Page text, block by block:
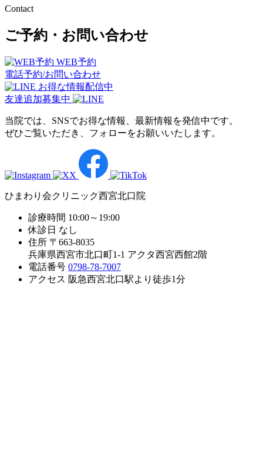
Contact
ご予約・お問い合わせ
WEB予約
電話予約/お問い合わせ
お得な情報配信中
友達追加募集中
当院では、SNSでお得な情報、最新情報を発信中です。
ぜひご覧いただき、フォローをお願いいたします。
ひまわり会クリニック西宮北口院
診療時間 10:00～19:00
休診日 なし
住所 〒663-8035
兵庫県西宮市北口町1-1 アクタ西宮西館2階
電話番号 0798-78-7007
アクセス 阪急西宮北口駅より徒歩1分